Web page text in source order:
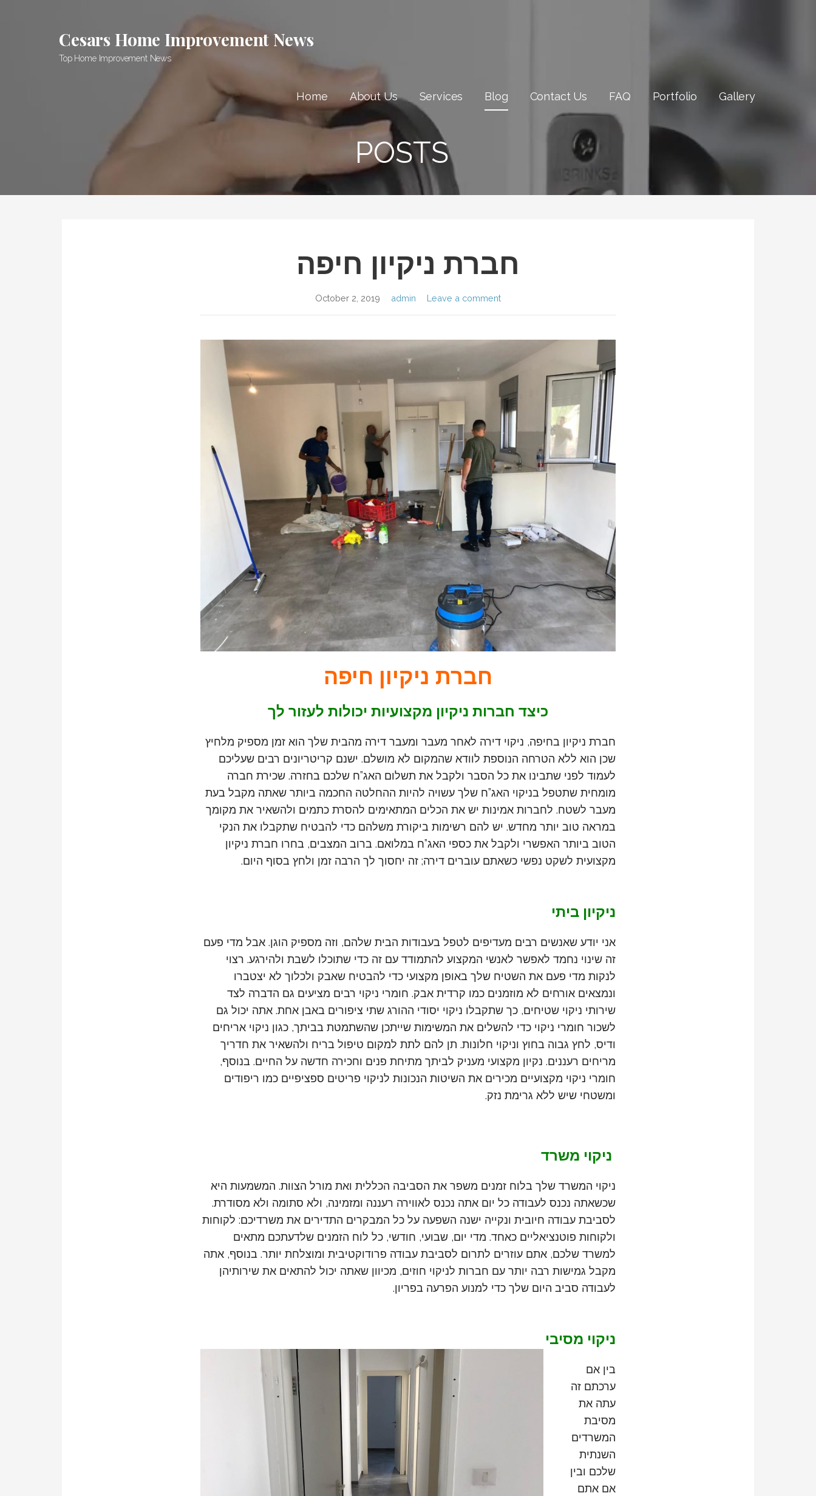
Cesars Home Improvement News
Top Home Improvement News
Home About Us Services Blog Contact Us FAQ Portfolio Gallery
POSTS
חברת ניקיון חיפה
October 2, 2019 admin Leave a comment
חברת ניקיון חיפה
כיצד חברות ניקיון מקצועיות יכולות לעזור לך
חברת ניקיון בחיפה, ניקוי דירה לאחר מעבר ומעבר דירה מהבית שלך הוא זמן מספיק מלחיץ
שכן הוא ללא הטרחה הנוספת לוודא שהמקום לא מושלם. ישנם קריטריונים רבים שעליכם
לעמוד לפני שתבינו את כל הסבר ולקבל את תשלום האג”ח שלכם בחזרה. שכירת חברה
מומחית שתטפל בניקוי האג”ח שלך עשויה להיות ההחלטה החכמה ביותר שאתה מקבל בעת
מעבר לשטח. לחברות אמינות יש את הכלים המתאימים להסרת כתמים ולהשאיר את מקומך
במראה טוב יותר מחדש. יש להם רשימות ביקורת משלהם כדי להבטיח שתקבלו את הנקי
הטוב ביותר האפשרי ולקבל את כספי האג”ח במלואם. ברוב המצבים, בחרו חברת ניקיון
מקצועית לשקט נפשי כשאתם עוברים דירה; זה יחסוך לך הרבה זמן ולחץ בסוף היום.
ניקיון ביתי
אני יודע שאנשים רבים מעדיפים לטפל בעבודות הבית שלהם, וזה מספיק הוגן. אבל מדי פעם
זה שינוי נחמד לאפשר לאנשי המקצוע להתמודד עם זה כדי שתוכלו לשבת ולהירגע. רצוי
לנקות מדי פעם את השטיח שלך באופן מקצועי כדי להבטיח שאבק ולכלוך לא יצטברו
ונמצאים אורחים לא מוזמנים כמו קרדית אבק. חומרי ניקוי רבים מציעים גם הדברה לצד
שירותי ניקוי שטיחים, כך שתקבלו ניקוי יסודי ההורג שתי ציפורים באבן אחת. אתה יכול גם
לשכור חומרי ניקוי כדי להשלים את המשימות שייתכן שהשתמטת בביתך, כגון ניקוי אריחים
ודיס, לחץ גבוה בחוץ וניקוי חלונות. תן להם לתת למקום טיפול בריח ולהשאיר את חדריך
מריחים רעננים. נקיון מקצועי מעניק לביתך מתיחת פנים וחכירה חדשה על החיים. בנוסף,
חומרי ניקוי מקצועיים מכירים את השיטות הנכונות לניקוי פריטים ספציפיים כמו ריפודים
ומשטחי שיש ללא גרימת נזק.
ניקוי משרד
ניקוי המשרד שלך בלוח זמנים משפר את הסביבה הכללית ואת מורל הצוות. המשמעות היא
שכשאתה נכנס לעבודה כל יום אתה נכנס לאווירה רעננה ומזמינה, ולא סתומה ולא מסודרת.
לסביבת עבודה חיובית ונקייה ישנה השפעה על כל המבקרים התדירים את משרדיכם: לקוחות
ולקוחות פוטנציאליים כאחד. מדי יום, שבועי, חודשי, כל לוח הזמנים שלדעתכם מתאים
למשרד שלכם, אתם עוזרים לתרום לסביבת עבודה פרודוקטיבית ומוצלחת יותר. בנוסף, אתה
מקבל גמישות רבה יותר עם חברות לניקוי חוזים, מכיוון שאתה יכול להתאים את שירותיהן
לעבודה סביב היום שלך כדי למנוע הפרעה בפריון.
ניקוי מסיבי
בין אם
ערכתם זה
עתה את
מסיבת
המשרדים
השנתית
שלכם ובין
אם אתם